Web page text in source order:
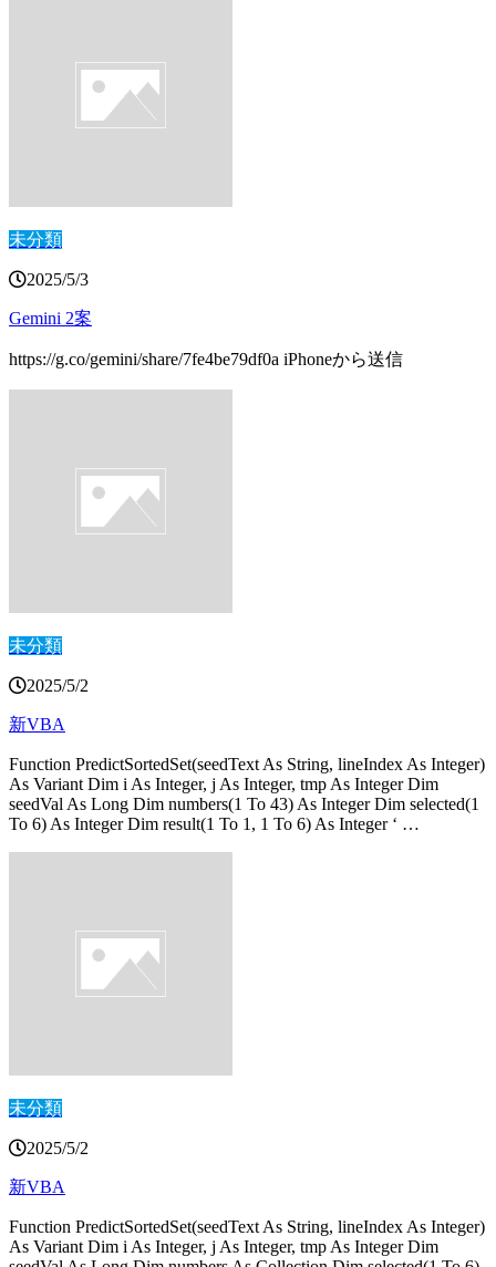
未分類
2025/5/3
Gemini 2案
https://g.co/gemini/share/7fe4be79df0a iPhoneから送信
未分類
2025/5/2
新VBA
Function PredictSortedSet(seedText As String, lineIndex As Integer)
As Variant Dim i As Integer, j As Integer, tmp As Integer Dim
seedVal As Long Dim numbers(1 To 43) As Integer Dim selected(1
To 6) As Integer Dim result(1 To 1, 1 To 6) As Integer ‘ …
未分類
2025/5/2
新VBA
Function PredictSortedSet(seedText As String, lineIndex As Integer)
As Variant Dim i As Integer, j As Integer, tmp As Integer Dim